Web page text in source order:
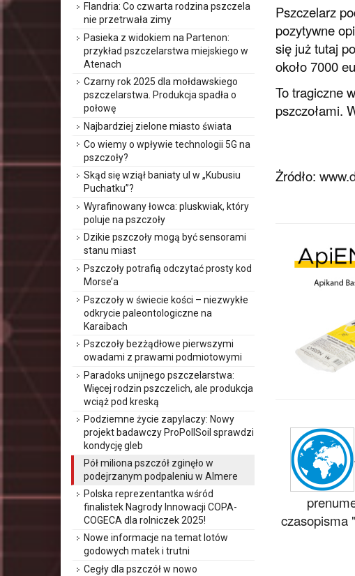
Pszczelarz
pozytywne
się już tutaj
około 7000
To tragiczne
pszczołami.
Żródło:
czasopisma
Flandria: Co czwarta rodzina pszczela
nie przetrwała zimy
Pasieka z widokiem na Partenon:
przykład pszczelarstwa miejskiego w
Atenach
Czarny rok 2025 dla mołdawskiego
pszczelarstwa. Produkcja spadła o
połowę
Najbardziej zielone miasto świata
Co wiemy o wpływie technologii 5G na
pszczoły?
Skąd się wziął baniaty ul w „Kubusiu
Puchatku”?
Wyrafinowany łowca: pluskwiak, który
poluje na pszczoły
Dzikie pszczoły mogą być sensorami
stanu miast
Pszczoły potrafią odczytać prosty kod
Morse’a
Pszczoły w świecie kości – niezwykłe
odkrycie paleontologiczne na
Karaibach
Pszczoły bezżądłowe pierwszymi
owadami z prawami podmiotowymi
Paradoks unijnego pszczelarstwa:
Więcej rodzin pszczelich, ale produkcja
wciąż pod kreską
Podziemne życie zapylaczy: Nowy
projekt badawczy ProPollSoil sprawdzi
kondycję gleb
Pół miliona pszczół zginęło w
podejrzanym podpaleniu w Almere
Polska reprezentantka wśród
finalistek Nagrody Innowacji COPA-
COGECA dla rolniczek 2025!
Nowe informacje na temat lotów
godowych matek i trutni
Cegły dla pszczół w nowo